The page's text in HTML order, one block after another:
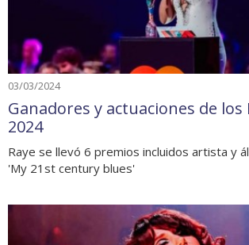
03/03/2024
Ganadores y actuaciones de
2024
Raye se llevó 6 premios incluidos artista y
'My 21st century blues'